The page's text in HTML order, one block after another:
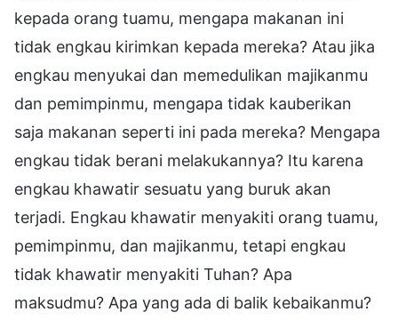
kepada orang tuamu, mengapa makanan ini
tidak engkau kirimkan kepada mereka? Atau jika
engkau menyukai dan memedulikan majikanmu
dan pemimpinmu, mengapa tidak kauberikan
saja makanan seperti ini pada mereka? Mengapa
engkau tidak berani melakukannya? Itu karena
engkau khawatir sesuatu yang buruk akan
terjadi. Engkau khawatir menyakiti orang tuamu,
pemimpinmu, dan majikanmu, tetapi engkau
tidak khawatir menyakiti Tuhan? Apa
maksudmu? Apa yang ada di balik kebaikanmu?